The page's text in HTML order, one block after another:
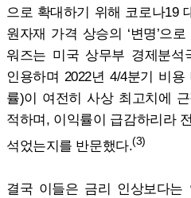
으로 확대하기 위해 코로나19
원자재 가격 상승의 ‘변명’으
워즈는 미국 상무부 경제분석
인용하며 2022년 4/4분기 비
률)이 여전히 사상 최고치에
적하며, 이익률이 급감하리라
석었는지를 반문했다.(3)
결국 이들은 금리 인상보다는